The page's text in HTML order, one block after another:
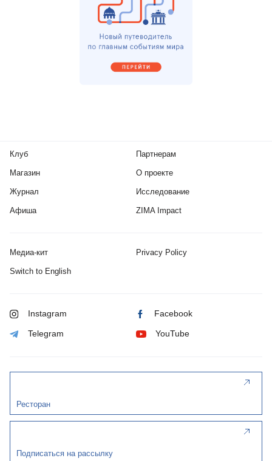
Клуб
Магазин
Журнал
Афиша
Партнерам
О проекте
Исследование
ZIMA Impact
Медиа-кит Privacy Policy
Switch to English
Instagram Facebook
Telegram YouTube
Ресторан
Подписаться на рассылку